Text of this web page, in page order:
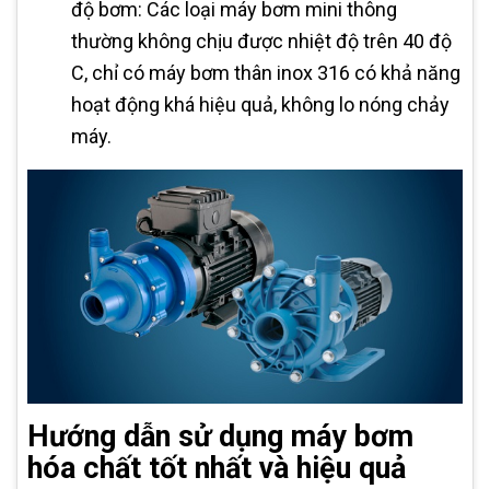
độ bơm: Các loại máy bơm mini thông
thường không chịu được nhiệt độ trên 40 độ
C, chỉ có máy bơm thân inox 316 có khả năng
hoạt động khá hiệu quả, không lo nóng chảy
máy.
Hướng dẫn sử dụng máy bơm
hóa chất tốt nhất và hiệu quả